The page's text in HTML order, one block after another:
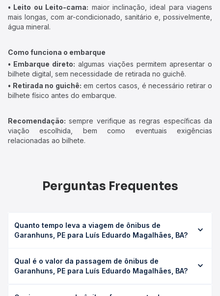
• Leito ou Leito-cama: maior inclinação, ideal para viagens
mais longas, com ar-condicionado, sanitário e, possivelmente,
água mineral.
Como funciona o embarque
• Embarque direto: algumas viações permitem apresentar o
bilhete digital, sem necessidade de retirada no guichê.
• Retirada no guichê: em certos casos, é necessário retirar o
bilhete físico antes do embarque.
Recomendação: sempre verifique as regras específicas da
viação escolhida, bem como eventuais exigências
relacionadas ao bilhete.
Perguntas Frequentes
Quanto tempo leva a viagem de ônibus de
Garanhuns, PE para Luís Eduardo Magalhães, BA?
Magalhães, BA leva em média 32h 11min, podendo variar
conforme a viação, o tipo de serviço (convencional,
Qual é o valor da passagem de ônibus de
Garanhuns, PE para Luís Eduardo Magalhães, BA?